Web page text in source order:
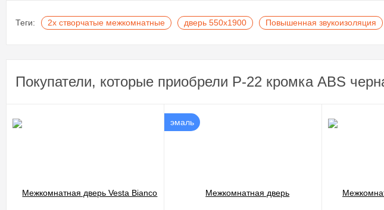
Теги: 2х створчатые межкомнатные дверь 550х1900 Повышенная звукоизоляция
Покупатели, которые приобрели P-22 кромка ABS
эмаль